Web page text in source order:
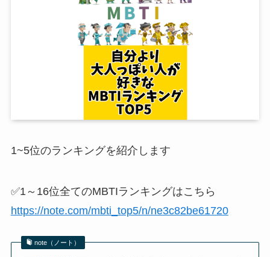
1~5位のランキングを紹介します
✅1～16位全てのMBTIランキングはこちら
https://note.com/mbti_top5/n/ne3c82be61720
note（ノート）